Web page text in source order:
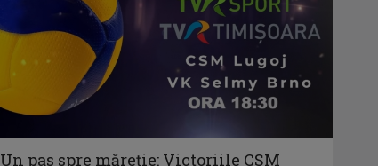
Un pas spre măreție: Victoriile CSM